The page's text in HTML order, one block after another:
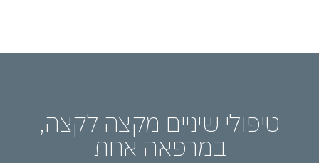
טיפולי שיניים מקצה לקצה,
במרפאה אחת